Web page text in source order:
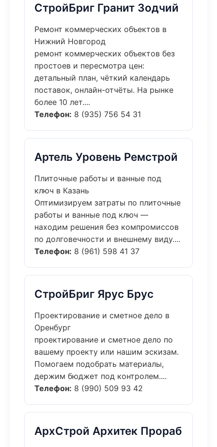
СтройБриг Гранит Зодчий
Ремонт коммерческих объектов в
Нижний Новгород
ремонт коммерческих объектов без
простоев и пересмотра цен:
детальный план, чёткий календарь
поставок, онлайн-отчёты. На рынке
более 10 лет....
Телефон: 8 (935) 756 54 31
Артель Уровень Ремстрой
Плиточные работы и ванные под
ключ в Казань
Оптимизируем затраты по плиточные
работы и ванные под ключ —
находим решения без компромиссов
по долговечности и внешнему виду....
Телефон: 8 (961) 598 41 37
СтройБриг Ярус Брус
Проектирование и сметное дело в
Оренбург
проектирование и сметное дело по
вашему проекту или нашим эскизам.
Помогаем подобрать материалы,
держим бюджет под контролем....
Телефон: 8 (990) 509 93 42
АрхСтрой Архитек Прораб